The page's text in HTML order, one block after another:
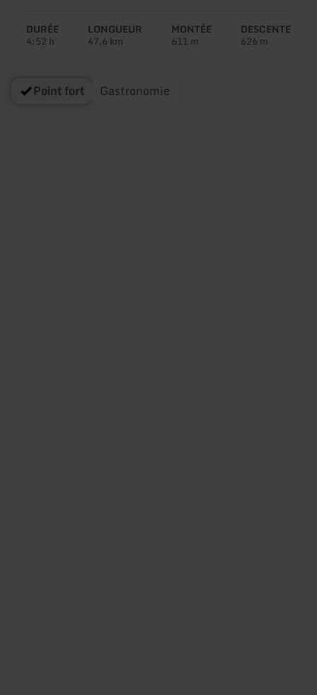
circuit:
DURÉE
4:52 h
LONGUEUR
47,6 km
MONTÉE
611 m
DESCENTE
626 m
Point fort Gastronomie